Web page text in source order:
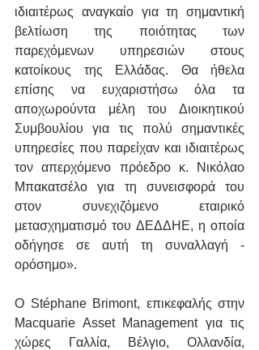
ιδιαιτέρως αναγκαίο για τη σημαντική
βελτίωση της ποιότητας των
παρεχόμενων υπηρεσιών στους
κατοίκους της Ελλάδας. Θα ήθελα
επίσης να ευχαριστήσω όλα τα
αποχωρούντα μέλη του Διοικητικού
Συμβουλίου για τις πολύ σημαντικές
υπηρεσίες που παρείχαν και ιδιαιτέρως
τον απερχόμενο πρόεδρο κ. Νικόλαο
Μπακατσέλο για τη συνεισφορά του
στον συνεχιζόμενο εταιρικό
μετασχηματισμό του ΔΕΔΔΗΕ, η οποία
οδήγησε σε αυτή τη συναλλαγή -
ορόσημο».
Ο Stéphane Brimont, επικεφαλής στην
Macquarie Asset Management για τις
χώρες Γαλλία, Βέλγιο, Ολλανδία,